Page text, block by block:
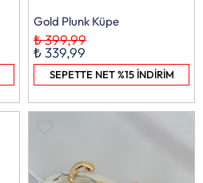
Gold Plunk Küpe
₺ 339,99
₺ 399,99
SEPETTE NET %15 İNDİRİM